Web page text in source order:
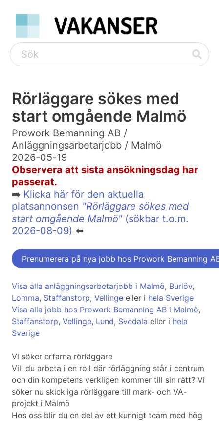
Rörläggare sökes med
start omgående Malmö
Prowork Bemanning AB /
Anläggningsarbetarjobb / Malmö
2026-05-19
Observera att sista ansökningsdag har
passerat.
➡️ Klicka här för den aktuella
platsannonsen "Rörläggare sökes med
start omgående Malmö" (sökbar t.o.m.
2026-08-09) ⬅️
Prenumerera på nya jobb hos Prowork Bemanning
Visa alla anläggningsarbetarjobb i Malmö, Burlöv,
Lomma, Staffanstorp, Vellinge eller i hela Sverige
Visa alla jobb hos Prowork Bemanning AB i Malmö,
Staffanstorp, Vellinge, Lund, Svedala eller i hela
Sverige
Vi söker erfarna rörläggare
Vill du arbeta i en roll där rörläggning står i centrum
och din kompetens verkligen kommer till sin rätt? Vi
söker nu skickliga rörläggare till mark- och VA-
projekt i Malmö
Hos oss blir du en del av ett kunnigt team med hög